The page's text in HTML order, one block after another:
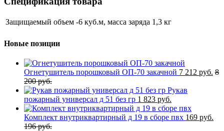
Защищаемый объем -6 куб.м, масса заряда 1,3 кг
Новые позиции
Огнетушитель порошковый ОП-70 закачной 7 212 руб. 8
200 руб.
Рукав
пожарный универсал д 51 без гр 1 823 руб.
Комплект внутриквартирный д 19 в сборе пвх 169 руб.
196 руб.